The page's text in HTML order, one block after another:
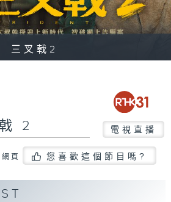
三叉戟2
2 電視直播
頁 您喜歡這個節目嗎?